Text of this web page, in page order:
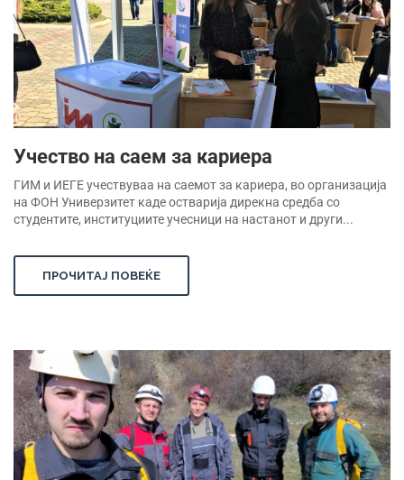
Учество на саем за кариера
ГИМ и ИЕГЕ учествуваа на саемот за кариера, во организација
на ФОН Универзитет каде остварија дирекна средба со
студентите, институциите учесници на настанот и други...
ПРОЧИТАЈ ПОВЕЌЕ